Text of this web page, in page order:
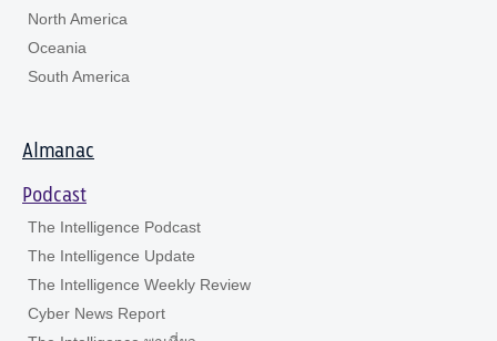
North America
Oceania
South America
Almanac
Podcast
The Intelligence Podcast
The Intelligence Update
The Intelligence Weekly Review
Cyber News Report